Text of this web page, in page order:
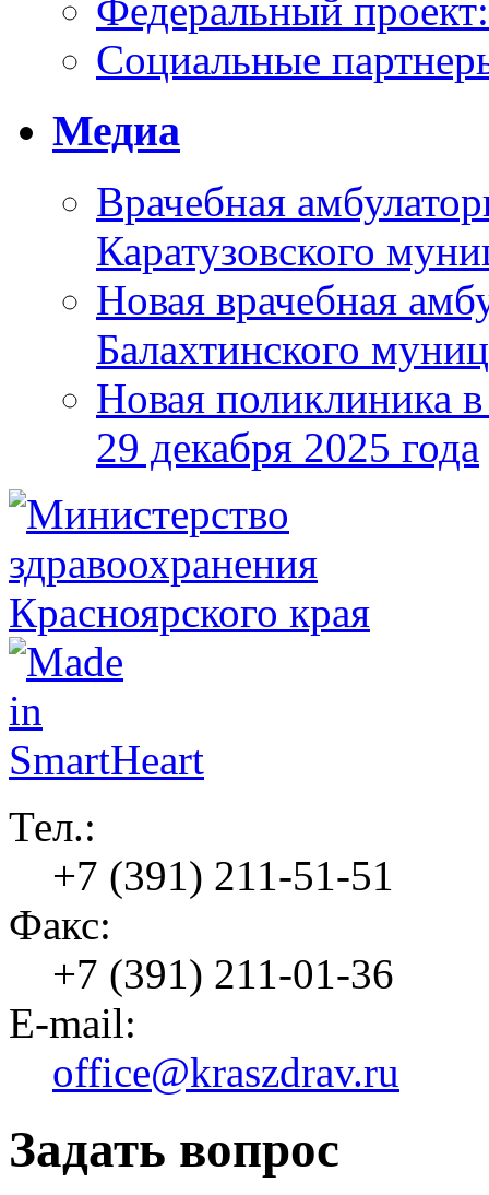
Федеральный
Социальные
Медиа
Врачебная
Каратузовского
Новая врачебная
Балахтинского
Новая поликлиника
29 декабря 2025 года
Тел.:
+7 (391) 211-51-51
Факс:
+7 (391) 211-01-36
E-mail:
office@kraszdrav.ru
Задать вопрос